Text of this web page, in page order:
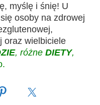
myślę i śnię! U
osoby na zdrowej
oraz wielbiciele
, różne DIETY,